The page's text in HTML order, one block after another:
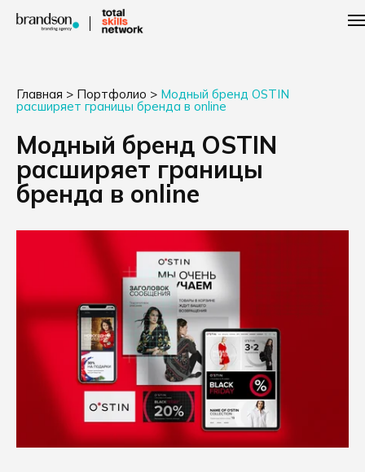
Главная > Портфолио > Модный бренд OSTIN
расширяет границы бренда в online
Модный бренд OSTIN
расширяет границы
бренда в online